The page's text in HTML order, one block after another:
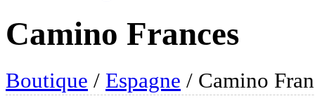
Camino Frances
Boutique / Espagne / Camino